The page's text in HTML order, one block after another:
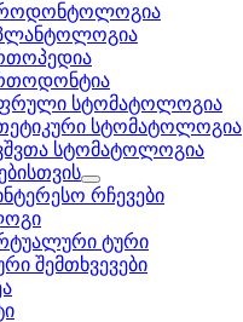
სტომატოლოგია
სტომატოლოგია
სტომატოლოგია
რჩევები
ტური
შემთხვევები